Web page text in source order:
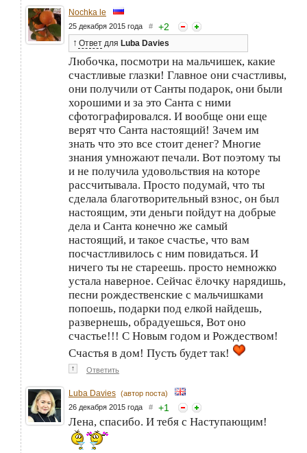
Nochka le
25 декабря 2015 года # +2
↑ Ответ для Luba Davies
Любочка, посмотри на мальчишек, какие
счастливые глазки! Главное они счастливы,
они получили от Санты подарок, они были
хорошими и за это Санта с ними
сфотографировался. И вообще они еще
верят что Санта настоящий! Зачем им
знать что это все стоит денег? Многие
знания умножают печали. Вот поэтому ты
и не получила удовольствия на которе
рассчитывала. Просто подумай, что ты
сделала благотворительный взнос, он был
настоящим, эти деньги пойдут на добрые
дела и Санта конечно же самый
настоящий, и такое счастье, что вам
посчастливилось с ним повидаться. И
ничего ты не стареешь. просто немножко
устала наверное. Сейчас ёлочку нарядишь,
песни рождественские с мальчишками
попоешь, подарки под елкой найдешь,
развернешь, обрадуешься, Вот оно
счастье!!! С Новым годом и Рождеством!
Счастья в дом! Пусть будет так!
↑ Ответить
Luba Davies (автор поста)
26 декабря 2015 года # +1
Лена, спасибо. И тебя с Наступающим!